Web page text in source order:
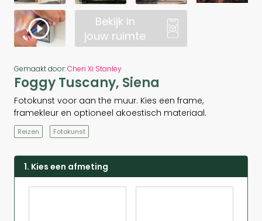
Bekijk in
jouw ruimte
Gemaakt door:Chen Xi Stanley
Foggy Tuscany, Siena
Fotokunst voor aan the muur. Kies een frame,
framekleur en optioneel akoestisch materiaal.
Reizen Fotokunst
1. Kies een afmeting